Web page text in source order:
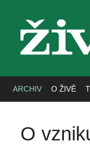
živa
ARCHIV O ŽIVĚ
O